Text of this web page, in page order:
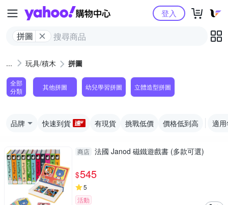
Yahoo購物中心
拼圖
登入
玩具/積木 拼圖
全部
分類
其他拼圖 幼兒學習拼圖 立體造型拼圖
品牌 快速到貨 有現貨 挑戰低價 價格低到高 適
商店 法國 Janod 磁鐵遊戲書 (多款可選)
$545
5
活動